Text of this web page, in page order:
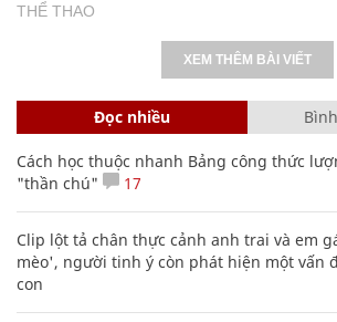
THỂ THAO
XEM THÊM BÀI VIẾT
Đọc nhiều
Cách học thuộc nhanh Bảng công thức
"thần chú"
17
Clip lột tả chân thực cảnh anh trai và em
mèo', người tinh ý còn phát hiện một vấn
con